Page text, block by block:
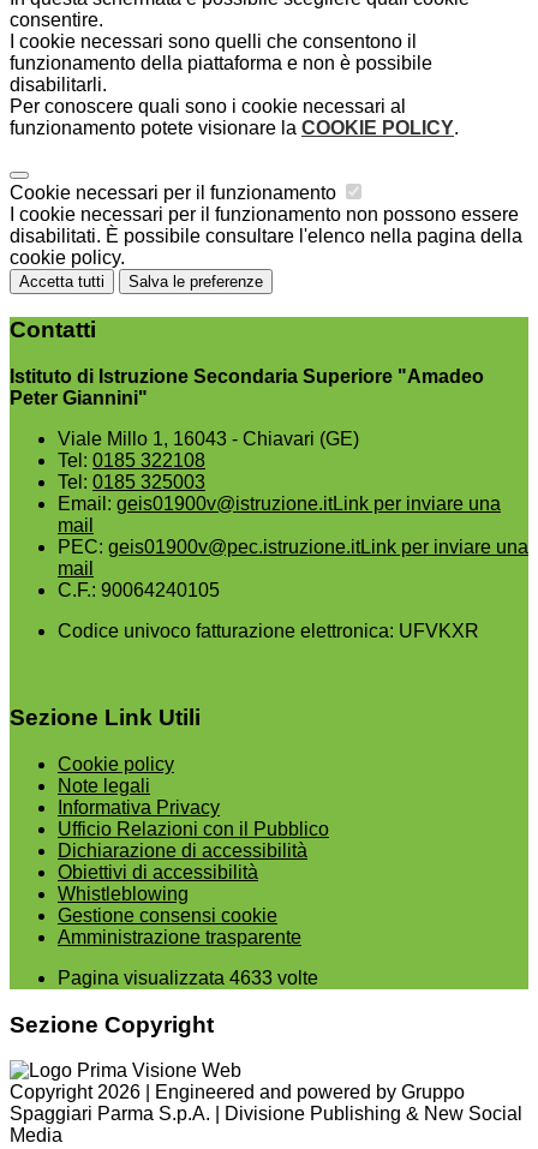
consentire.
I cookie necessari sono quelli che consentono il
funzionamento della piattaforma e non è possibile
disabilitarli.
Per conoscere quali sono i cookie necessari al
funzionamento potete visionare la COOKIE POLICY.
Cookie necessari per il funzionamento
I cookie necessari per il funzionamento non possono essere
disabilitati. È possibile consultare l'elenco nella pagina della
cookie policy.
Accetta tutti Salva le preferenze
Contatti
Istituto di Istruzione Secondaria Superiore "Amadeo
Peter Giannini"
Viale Millo 1, 16043 - Chiavari (GE)
Tel: 0185 322108
Tel: 0185 325003
Email: geis01900v@istruzione.itLink per inviare una
mail
PEC: geis01900v@pec.istruzione.itLink per inviare una
mail
C.F.: 90064240105
Codice univoco fatturazione elettronica: UFVKXR
Sezione Link Utili
Cookie policy
Note legali
Informativa Privacy
Ufficio Relazioni con il Pubblico
Dichiarazione di accessibilità
Obiettivi di accessibilità
Whistleblowing
Gestione consensi cookie
Amministrazione trasparente
Pagina visualizzata 4633 volte
Sezione Copyright
Copyright 2026 | Engineered and powered by Gruppo
Spaggiari Parma S.p.A. | Divisione Publishing & New Social
Media